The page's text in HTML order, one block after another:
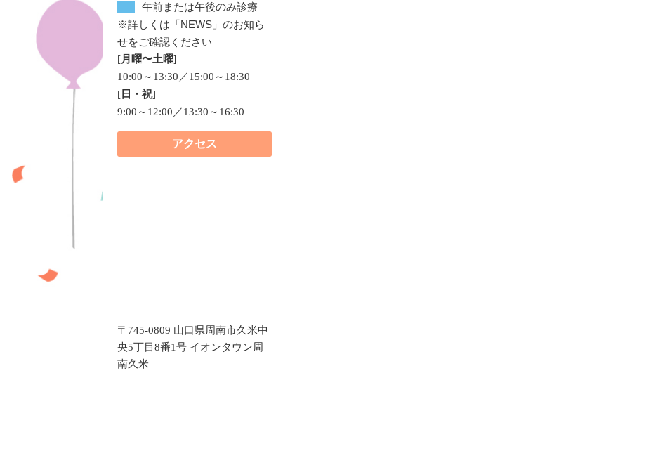
午前または午後のみ診療
※詳しくは「NEWS」のお知ら
せをご確認ください
[月曜〜土曜]
10:00～13:30／15:00～18:30
[日・祝]
9:00～12:00／13:30～16:30
アクセス
〒745-0809 山口県周南市久米中
央5丁目8番1号 イオンタウン周
南久米